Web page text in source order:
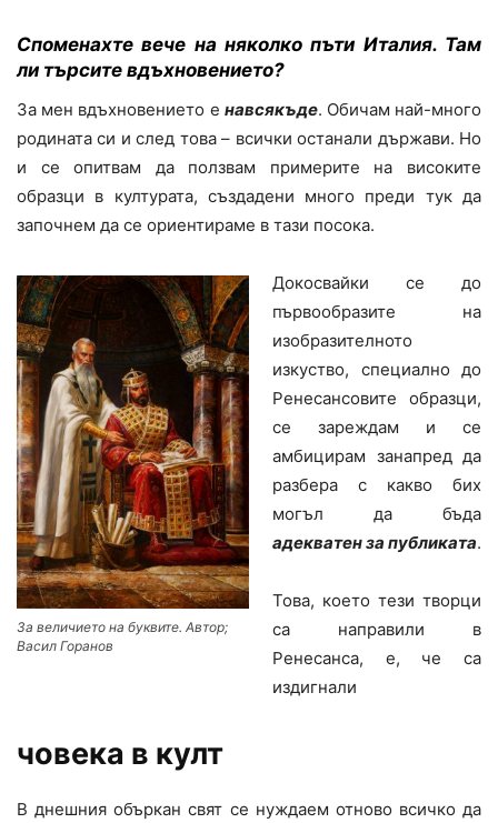
Споменахте вече на няколко пъти Италия. Там
ли търсите вдъхновението?
За мен вдъхновението е навсякъде. Обичам най-много
родината си и след това – всички останали държави. Но
и се опитвам да ползвам примерите на високите
образци в културата, създадени много преди тук да
започнем да се ориентираме в тази посока.
За величието на буквите. Автор;
Васил Горанов
Докосвайки се до
първообразите на
изобразителното
изкуство, специално до
Ренесансовите образци,
се зареждам и се
амбицирам занапред да
разбера с какво бих
могъл да бъда
адекватен за публиката.
Това, което тези творци
са направили в
Ренесанса, е, че са
издигнали
човека в култ
В днешния объркан свят се нуждаем отново всичко да